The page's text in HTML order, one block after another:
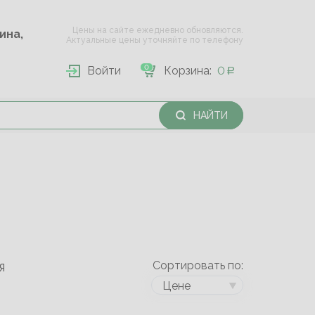
Цены на сайте ежедневно обновляются.
Актуальные цены уточняйте по телефону
Войти Корзина: 0
0
НАЙТИ
Я
Сортировать по:
Цене